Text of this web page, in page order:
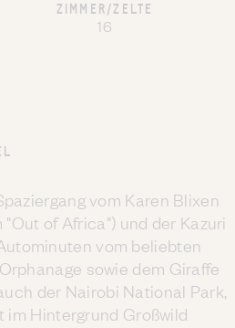
ZIMMER/ZELTE
16
vom Karen Blixen
of Africa") und der Kazuri
vom beliebten
sowie dem Giraffe
der Nairobi National Park,
im Hintergrund Großwild